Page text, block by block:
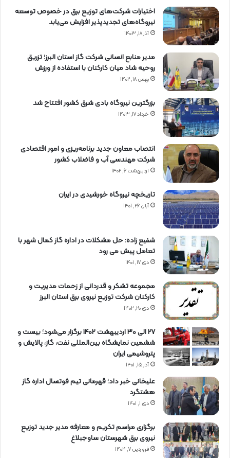
اختیارات شرکت‌های توزیع برق در خصوص توسعه
نیروگاه‌های تجدیدپذیر افزایش می‌یابد
آذر ۱۸, ۱۴۰۳
مدیر منابع انسانی شرکت گاز استان البرز؛ تزریق
روحیه شاد میان کارکنان با استفاده از ورزش
بهمن ۱۸, ۱۴۰۲
بزرگترین نیروگاه بادی شرق کشور افتتاح شد
خرداد ۱۷, ۱۴۰۳
انتصاب معاون جدید برنامه‌ریزی و امور اقتصادی
شرکت مهندسی آب و فاضلاب کشور
اردیبهشت ۶, ۱۴۰۲
تاریخچه نیروگاه خورشیدی در ایران
آبان ۲۶, ۱۴۰۱
شفیع زاده: حل مشکلات در اداره گاز کمال شهر با
تعامل پیش می رود
دی ۱۷, ۱۴۰۱
مجموعه تشکر و قدردانی از زحمات مدیریت و
کارکنان شرکت توزیع نیروی برق استان البرز
دی ۲۰, ۱۴۰۲
27 الی 30 اردیبهشت 1402 برگزار می‌شود؛ بیست و
ششمین نمایشگاه بین‌المللی نفت، گاز، پالایش و
پتروشیمی ایران
آذر ۱۵, ۱۴۰۱
علیخانی خبر داد؛ قهرمانی تیم فوتسال اداره گاز
هشتگرد
دی ۱, ۱۴۰۱
برگزاری مراسم تكریم و معارفه مدیر جدید توزیع
نیروی برق شهرستان ساوجبلاغ
فروردین ۷, ۱۴۰۴